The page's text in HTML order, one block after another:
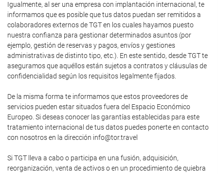
Igualmente, al ser una empresa con implantación internacional, te
informamos que es posible que tus datos puedan ser remitidos a
colaboradores externos de TGT en los cuales hayamos puesto
nuestra confianza para gestionar determinados asuntos (por
ejemplo, gestión de reservas y pagos, envíos y gestiones
administrativas de distinto tipo, etc.). En este sentido, desde TGT te
aseguramos que aquéllos están sujetos a contratos y cláusulas de
confidencialidad según los requisitos legalmente fijados.
De la misma forma te informamos que estos proveedores de
servicios pueden estar situados fuera del Espacio Económico
Europeo. Si deseas conocer las garantías establecidas para este
tratamiento internacional de tus datos puedes ponerte en contacto
con nosotros en la dirección info@tor.travel
Si TGT lleva a cabo o participa en una fusión, adquisición,
reorganización, venta de activos o en un procedimiento de quiebra